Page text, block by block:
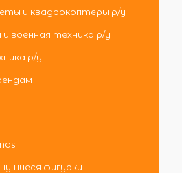
и квадрокоптеры р/у
военная техника р/у
р/у
фигурки